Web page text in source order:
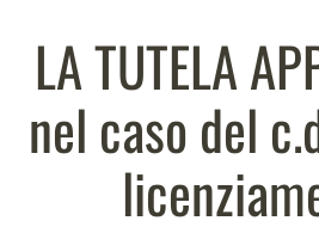
LA TUTELA
nel caso del